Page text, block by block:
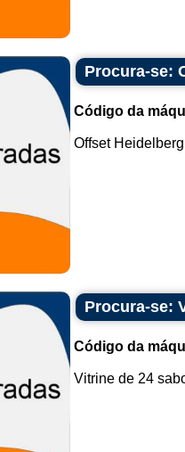
Procura-se:
Código da
Offset
Procura-se:
Código da
Vitrine de 24